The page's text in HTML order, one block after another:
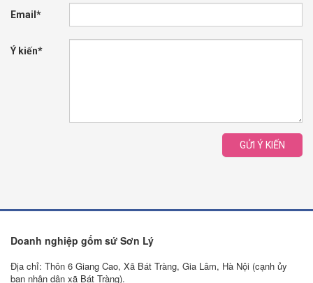
Email*
Ý kiến*
GỬI Ý KIẾN
Doanh nghiệp gốm sứ Sơn Lý
Địa chỉ: Thôn 6 Giang Cao, Xã Bát Tràng, Gia Lâm, Hà Nội (cạnh ủy
ban nhân dân xã Bát Tràng).